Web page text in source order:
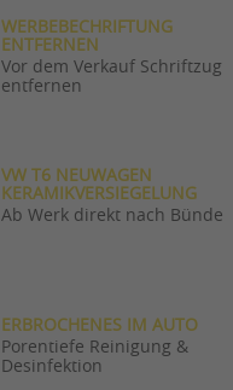
WERBEBECHRIFTUNG
ENTFERNEN
Vor dem Verkauf Schriftzug
entfernen
VW T6 NEUWAGEN
KERAMIKVERSIEGELUNG
Ab Werk direkt nach Bünde
ERBROCHENES IM AUTO
Porentiefe Reinigung &
Desinfektion